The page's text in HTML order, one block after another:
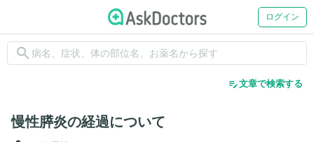
ログイン
search
edit_note文章で検索する
慢性膵炎の経過について